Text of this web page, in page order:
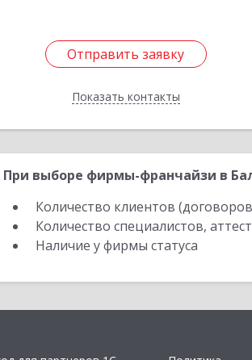
Отправить заявку
Показать контакты
Отправить заявку
Назад
При выборе фирмы-франчайзи в
Количество клиентов
Количество специалистов,
Наличие у фирмы статуса